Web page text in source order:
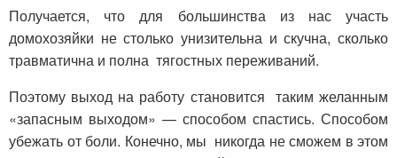
Получается, что для большинства из нас участь
домохозяйки не столько унизительна и скучна, сколько
травматична и полна тягостных переживаний.
Поэтому выход на работу становится таким желанным
«запасным выходом» — способом спастись. Способом
убежать от боли. Конечно, мы никогда не сможем в этом